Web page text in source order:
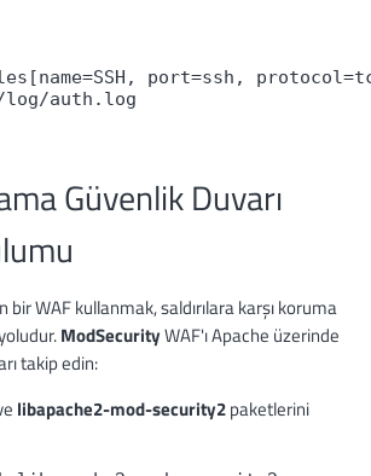
port=ssh,
auth.log
Güvenlik Duvarı
bir WAF kullanmak, saldırılara karşı koruma
ModSecurityWAF'ı Apache üzerinde
takip edin:
libapache2-mod-security2paketlerini